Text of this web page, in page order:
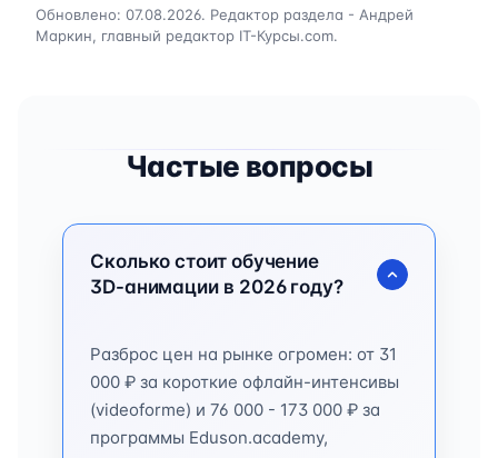
Обновлено: 07.08.2026. Редактор раздела - Андрей
Маркин, главный редактор IT-Курсы.com.
Частые вопросы
Сколько стоит обучение
3D-анимации в 2026 году?
Разброс цен на рынке огромен: от 31
000 ₽ за короткие офлайн-интенсивы
(videoforme) и 76 000 - 173 000 ₽ за
программы Eduson.academy,